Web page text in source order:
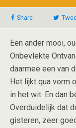
Share
Een ander mooi,
Onbevlekte
daarmee een van
Het lijkt qua vorm
in het wit. En dan
Overduidelijk dat
gisteren, zeer